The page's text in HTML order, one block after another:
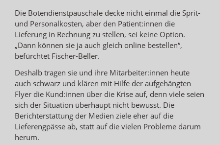
Die Botendienstpauschale decke nicht einmal die Sprit-
und Personalkosten, aber den Patient:innen die
Lieferung in Rechnung zu stellen, sei keine Option.
„Dann können sie ja auch gleich online bestellen“,
befürchtet Fischer-Beller.
Deshalb tragen sie und ihre Mitarbeiter:innen heute
auch schwarz und klären mit Hilfe der aufgehängten
Flyer die Kund:innen über die Krise auf, denn viele seien
sich der Situation überhaupt nicht bewusst. Die
Berichterstattung der Medien ziele eher auf die
Lieferengpässe ab, statt auf die vielen Probleme darum
herum.